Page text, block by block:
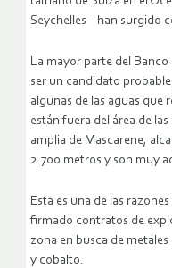
Seychelles—han surgido
La mayor parte del
ser un candidato
algunas de las aguas que
están fuera del área de
amplia de Mascarene,
2.700 metros y son muy
Esta es una de las
firmado contratos de
zona en busca de
y cobalto.